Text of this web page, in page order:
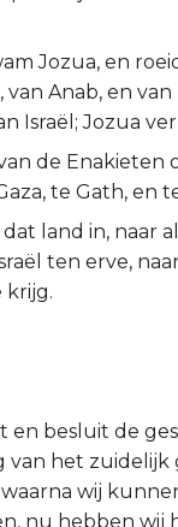
Jozua, en
van Anab, en
Israël; Jozua
de Enakieten
te Gath, en
land in, naar
ten erve,
krijg.
besluit de
het zuidelijk
wij
nu hebben wij